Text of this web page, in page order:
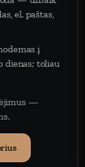
el. paštas,
į
dienas; toliau
—